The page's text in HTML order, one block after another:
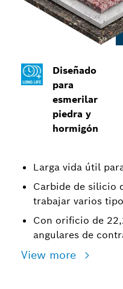
Diseñado
para
esmerilar
piedra y
hormigón
Larga vida útil
Carbide de silicio
trabajar varios
Con orificio de
angulares de
View more